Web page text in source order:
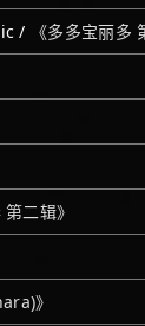
/
《多多宝丽多
二辑》
》